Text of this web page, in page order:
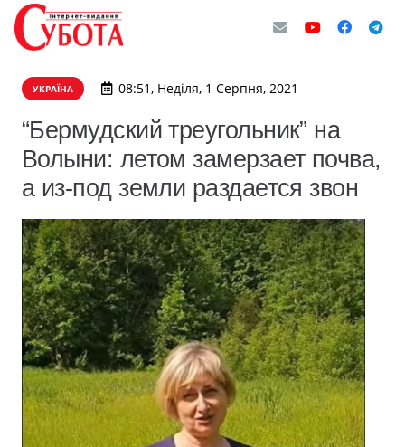
УКРАЇНА 08:51, Неділя, 1 Серпня, 2021
“Бермудский треугольник” на
Волыни: летом замерзает почва,
а из-под земли раздается звон